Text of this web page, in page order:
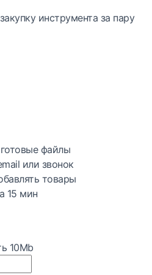
инструмента за пару
файлы
или звонок
товары
15 мин
10Mb